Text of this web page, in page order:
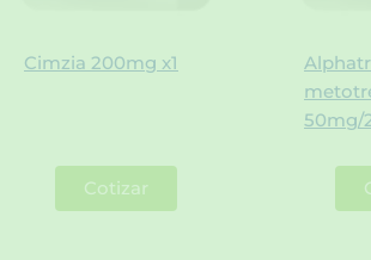
Cimzia 200mg x1
Cotizar
50mg/